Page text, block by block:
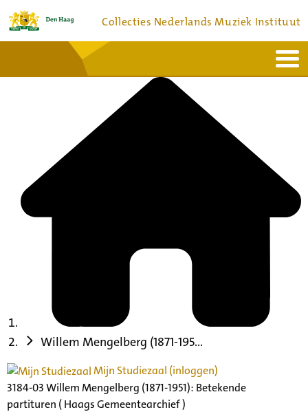
Collecties Nederlands Muziek Instituut
Bronnen en collecties
Willem Mengelberg (1871-195...
Mijn Studiezaal (inloggen)
3184-03 Willem Mengelberg (1871-1951): Betekende
partituren ( Haags Gemeentearchief )